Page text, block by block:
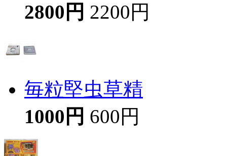
2800円 2200円
毎粒堅虫草精
1000円 600円